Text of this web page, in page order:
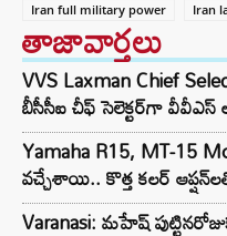
Iran full military power
Iran
తాజావార్తలు
VVS Laxman Chief
బీసీసీఐ చీఫ్ సెలెక్టర్‌గా వీవీఎస్
Yamaha R15, MT-15
వచ్చేశాయి.. కొత్త కలర్
Varanasi: మహేష్